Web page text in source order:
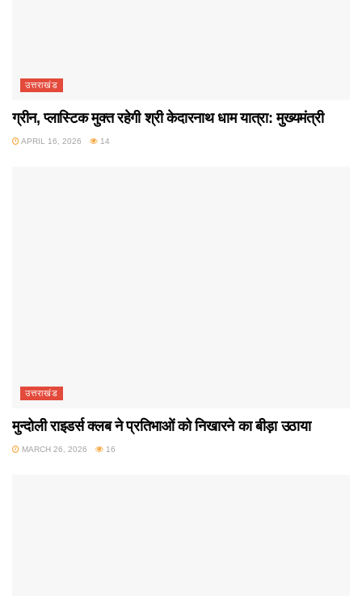
उत्तराखंड
ग्रीन, प्लास्टिक मुक्त रहेगी श्री केदारनाथ धाम यात्रा: मुख्यमंत्री
APRIL 16, 2026 14
उत्तराखंड
मुन्दोली राइडर्स क्लब ने प्रतिभाओं को निखारने का बीड़ा उठाया
MARCH 26, 2026 16